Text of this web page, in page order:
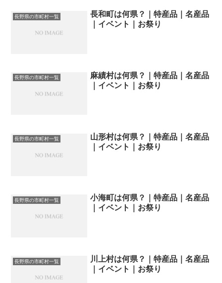
長野県の市町村一覧
長和町は何県？｜特産品｜名産品
｜イベント｜お祭り
長野県の市町村一覧
麻績村は何県？｜特産品｜名産品
｜イベント｜お祭り
長野県の市町村一覧
山形村は何県？｜特産品｜名産品
｜イベント｜お祭り
長野県の市町村一覧
小海町は何県？｜特産品｜名産品
｜イベント｜お祭り
長野県の市町村一覧
川上村は何県？｜特産品｜名産品
｜イベント｜お祭り